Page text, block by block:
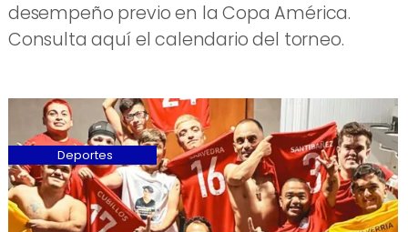
desempeño previo en la Copa América.
Consulta aquí el calendario del torneo.
Deportes